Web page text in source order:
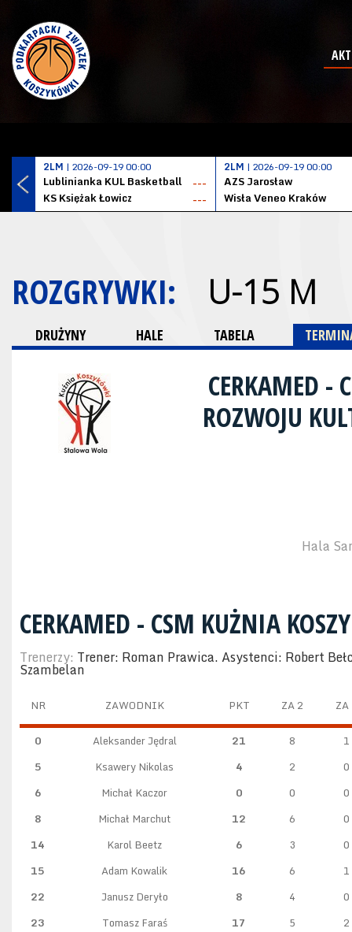
2LM | 2026-09-19 00:00
Lublinianka KUL Basketball
---
KS Księżak Łowicz
---
2LM | 2026-09-19 00:00
AZS Jarosław
Wisła Veneo Kraków
ROZGRYWKI: U-15 M
DRUŻYNY HALE TABELA
CERKAMED -
ROZWOJU
Hala
CERKAMED - CSM KUŻNIA
Trenerzy: Trener: Roman Prawica. Asystenci: Robert
Szambelan
NR ZAWODNIK PKT ZA 2 ZA
0 Aleksander Jędral 21 8
1
5
Ksawery Nikolas 4 2
0
6
Michał Kaczor 0 0
0
8
Michał Marchut 12 6
0
14
Karol Beetz 6 3
0
15
Adam Kowalik 16 6
1
22
Janusz Deryło 8 4
0
23
Tomasz Faraś 17 5
2